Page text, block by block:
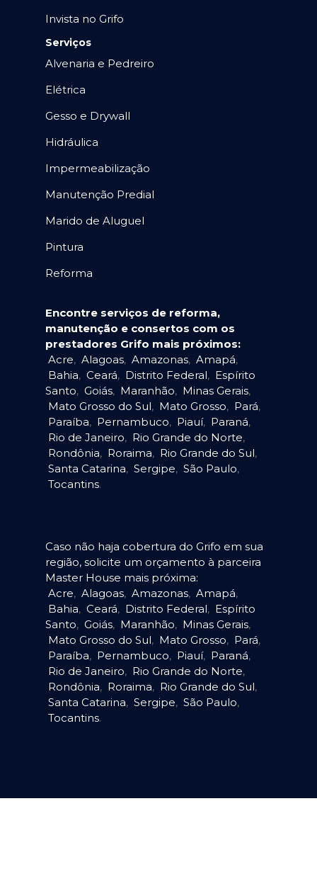
Invista no Grifo
Serviços
Alvenaria e Pedreiro
Elétrica
Gesso e Drywall
Hidráulica
Impermeabilização
Manutenção Predial
Marido de Aluguel
Pintura
Reforma
Encontre serviços de reforma,
manutenção e consertos com os
prestadores Grifo mais próximos:
Acre, Alagoas, Amazonas, Amapá,
Bahia, Ceará, Distrito Federal, Espírito
Santo, Goiás, Maranhão, Minas Gerais,
Mato Grosso do Sul, Mato Grosso, Pará,
Paraíba, Pernambuco, Piauí, Paraná,
Rio de Janeiro, Rio Grande do Norte,
Rondônia, Roraima, Rio Grande do Sul,
Santa Catarina, Sergipe, São Paulo,
Tocantins.
Caso não haja cobertura do Grifo em sua
região, solicite um orçamento à parceira
Master House mais próxima:
Acre, Alagoas, Amazonas, Amapá,
Bahia, Ceará, Distrito Federal, Espírito
Santo, Goiás, Maranhão, Minas Gerais,
Mato Grosso do Sul, Mato Grosso, Pará,
Paraíba, Pernambuco, Piauí, Paraná,
Rio de Janeiro, Rio Grande do Norte,
Rondônia, Roraima, Rio Grande do Sul,
Santa Catarina, Sergipe, São Paulo,
Tocantins.